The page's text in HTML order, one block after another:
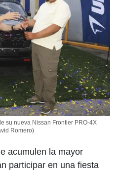
su nueva Nissan Frontier PRO-4X
Romero)
acumulen la mayor
participar en una fiesta